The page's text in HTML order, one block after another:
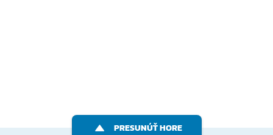
PRESUNÚŤ HORE